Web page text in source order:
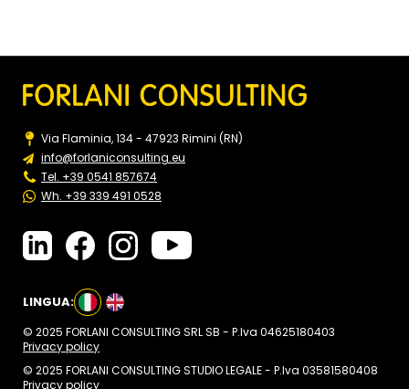
Via Flaminia, 134 - 47923 Rimini (RN)
info@forlaniconsulting.eu
Tel. +39 0541 857674
Wh. +39 339 491 0528
LINGUA:
© 2025 FORLANI CONSULTING SRL SB - P.Iva 04625180403
Privacy policy
© 2025 FORLANI CONSULTING STUDIO LEGALE - P.Iva 03581580408
Privacy policy